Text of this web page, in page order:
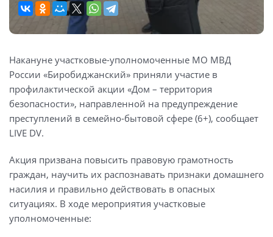
Накануне участковые-уполномоченные МО МВД
России «Биробиджанский» приняли участие в
профилактической акции «Дом – территория
безопасности», направленной на предупреждение
преступлений в семейно-бытовой сфере (6+), сообщает
LIVE DV.
Акция призвана повысить правовую грамотность
граждан, научить их распознавать признаки домашнего
насилия и правильно действовать в опасных
ситуациях. В ходе мероприятия участковые
уполномоченные: